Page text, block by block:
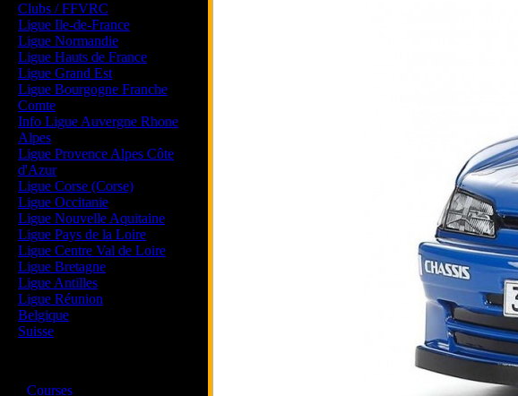
Clubs / FFVRC
Ligue Ile-de-France
Ligue Normandie
Ligue Hauts de France
Ligue Grand Est
Ligue Bourgogne Franche
Comte
Info Ligue Auvergne Rhone
Alpes
Ligue Provence Alpes Côte
d'Azur
Ligue Corse (Corse)
Ligue Occitanie
Ligue Nouvelle Aquitaine
Ligue Pays de la Loire
Ligue Centre Val de Loire
Ligue Bretagne
Ligue Antilles
Ligue Réunion
Belgique
Suisse
Courses